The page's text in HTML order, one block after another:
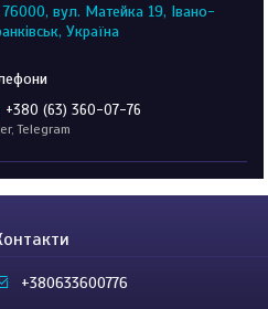
76000, вул. Матейка 19, Івано-
Україна
+380 (63) 360-07-76
Telegram
+380633600776